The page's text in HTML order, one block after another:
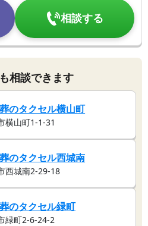
相談する
相談できます
のタクセル横山町
横山町1-1‐31
のタクセル西城南
西城南2-29-18
のタクセル緑町
緑町2-6-24-2